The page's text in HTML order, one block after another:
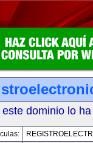
dominio lo